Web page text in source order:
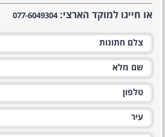
או חייגו למוקד הארצי: 077-6049304